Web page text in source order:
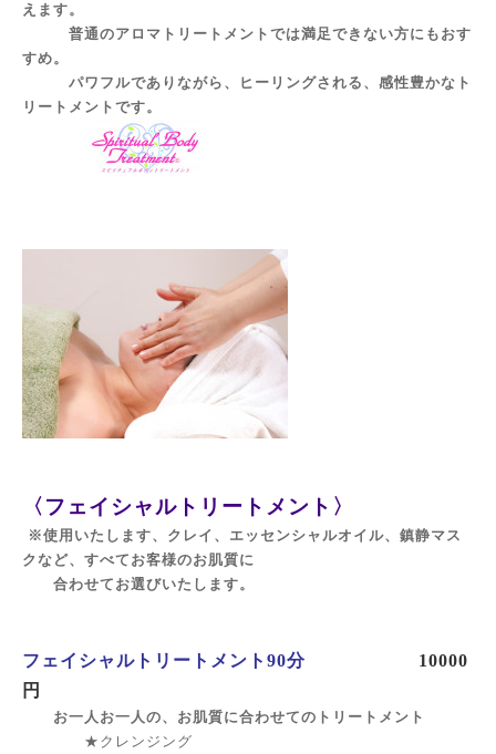
えます。
普通のアロマトリートメントでは満足できない方にもおす
すめ。
パワフルでありながら、ヒーリングされる、感性豊かなト
リートメントです。
〈フェイシャルトリートメント〉
※使用いたします、クレイ、エッセンシャルオイル、鎮静マス
クなど、すべてお客様のお肌質に
合わせてお選びいたします。
フェイシャルトリートメント90分 10000
円
お一人お一人の、お肌質に合わせての トリートメント
★クレンジング